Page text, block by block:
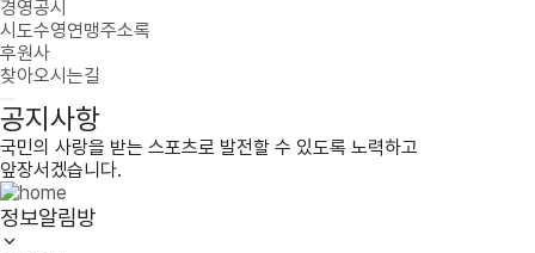
경영공시
시도수영연맹주소록
후원사
찾아오시는길
공지사항
국민의 사랑을 받는 스포츠로 발전할 수 있도록 노력하고
앞장서겠습니다.
정보알림방